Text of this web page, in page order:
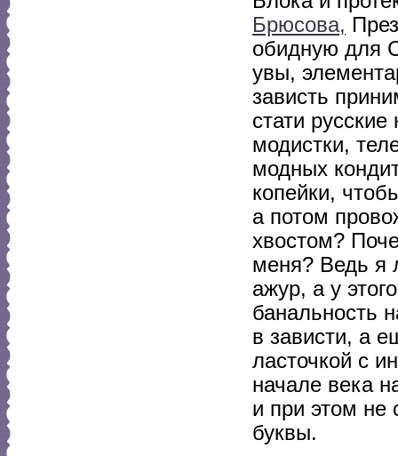
Брюсова,
обидную для
увы,
зависть
стати
модистки,
модных
копейки,
а потом
хвостом?
меня? Ведь я
ажур, а у
банальность
в зависти, а
ласточкой с
начале века
и при этом не
буквы.